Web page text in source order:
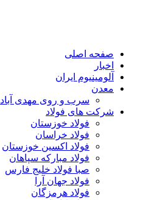
صفحه اصلی
اخبار
آلومینیوم ایران
معدن
سرب و روی مهدی آباد
شرکت های فولاد
فولاد خوزستان
فولاد خراسان
فولاد اکسین خوزستان
فولاد مبارکه سپاهان
صبا فولاد خلیج فارس
فولاد جهان آرا
فولاد هرمزگان